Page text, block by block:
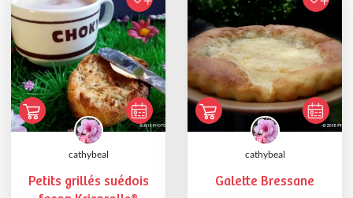
cathybeal
Petits grillés suédois
cathybeal
Galette Bressane